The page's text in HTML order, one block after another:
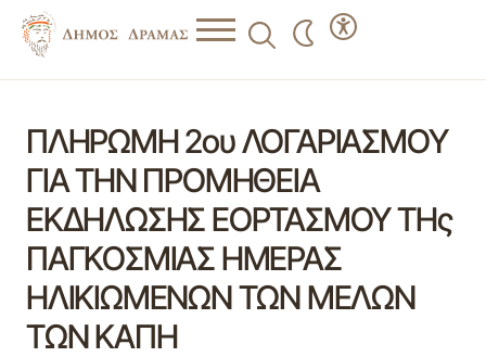
ΠΛΗΡΩΜΗ 2ου ΛΟΓΑΡΙΑΣΜΟΥ
ΓΙΑ ΤΗΝ ΠΡΟΜΗΘΕΙΑ
ΕΚΔΗΛΩΣΗΣ ΕΟΡΤΑΣΜΟΥ ΤΗς
ΠΑΓΚΟΣΜΙΑΣ ΗΜΕΡΑΣ
ΗΛΙΚΙΩΜΕΝΩΝ ΤΩΝ ΜΕΛΩΝ
ΤΩΝ ΚΑΠΗ